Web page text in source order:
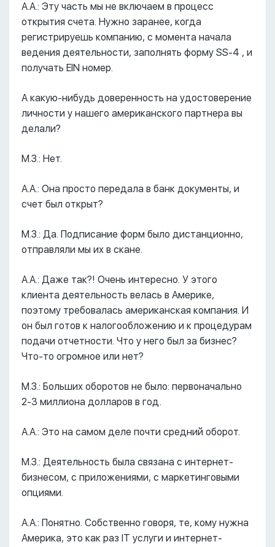
А.А.: Эту часть мы не включаем в процесс
открытия счета. Нужно заранее, когда
регистрируешь компанию, с момента начала
ведения деятельности, заполнять форму SS-4 , и
получать EIN номер.
А какую-нибудь доверенность на удостоверение
личности у нашего американского партнера вы
делали?
М.З.: Нет.
А.А.: Она просто передала в банк документы, и
счет был открыт?
М.З.: Да. Подписание форм было дистанционно,
отправляли мы их в скане.
А.А.: Даже так?! Очень интересно. У этого
клиента деятельность велась в Америке,
поэтому требовалась американская компания. И
он был готов к налогообложению и к процедурам
подачи отчетности. Что у него был за бизнес?
Что-то огромное или нет?
М.З.: Больших оборотов не было: первоначально
2-3 миллиона долларов в год.
А.А.: Это на самом деле почти средний оборот.
М.З.: Деятельность была связана с интернет-
бизнесом, с приложениями, с маркетинговыми
опциями.
А.А.: Понятно. Собственно говоря, те, кому нужна
Америка, это как раз IT услуги и интернет-